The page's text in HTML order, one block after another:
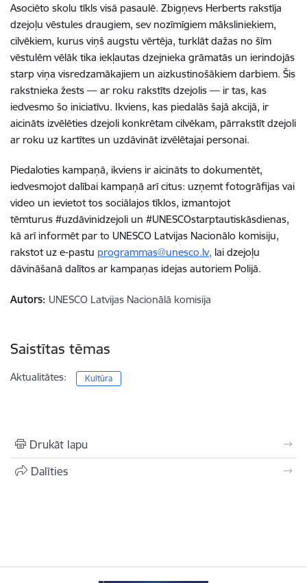
Asociēto skolu tīkls visā pasaulē. Zbigņevs Herberts rakstīja
dzejoļu vēstules draugiem, sev nozīmīgiem māksliniekiem,
cilvēkiem, kurus viņš augstu vērtēja, turklāt dažas no šīm
vēstulēm vēlāk tika iekļautas dzejnieka grāmatās un ierindojās
starp viņa visredzamākajiem un aizkustinošākiem darbiem. Šis
rakstnieka žests — ar roku rakstīts dzejolis — ir tas, kas
iedvesmo šo iniciatīvu. Ikviens, kas piedalās šajā akcijā, ir
aicināts izvēlēties dzejoli konkrētam cilvēkam, pārrakstīt dzejoli
ar roku uz kartītes un uzdāvināt izvēlētajai personai.
Piedaloties kampaņā, ikviens ir aicināts to dokumentēt,
iedvesmojot dalībai kampaņā arī citus: uzņemt fotogrāfijas vai
video un ievietot tos sociālajos tīklos, izmantojot
tēmturus #uzdāvinidzejoli un #UNESCOstarptautiskāsdienas,
kā arī informēt par to UNESCO Latvijas Nacionālo komisiju,
rakstot uz e-pastu programmas@unesco.lv, lai dzejoļu
dāvināšanā dalītos ar kampaņas idejas autoriem Polijā.
Autors: UNESCO Latvijas Nacionālā komisija
Saistītas tēmas
Aktualitātes: Kultūra
Drukāt lapu
Dalīties